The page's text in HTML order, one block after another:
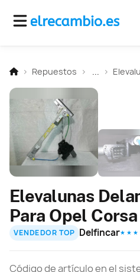
Repuestos
Elevalunas
Para Opel
VENDEDOR TOP Delfincar★ ★ ★
Código de artículo en el